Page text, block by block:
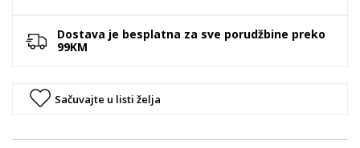
Dostava je besplatna za sve porudžbine preko
99KM
Sačuvajte u listi želja